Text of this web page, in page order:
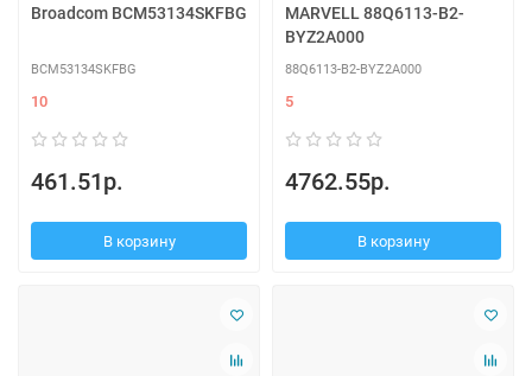
Broadcom BCM53134SKFBG
BCM53134SKFBG
10
461.51р.
В корзину
MARVELL 88Q6113-B2-
BYZ2A000
88Q6113-B2-BYZ2A000
5
4762.55р.
В корзину